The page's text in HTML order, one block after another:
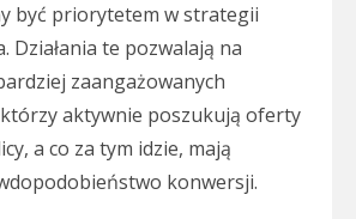
być priorytetem w strategii
Działania te pozwalają na
zaangażowanych
aktywnie poszukują oferty
a co za tym idzie, mają
konwersji.